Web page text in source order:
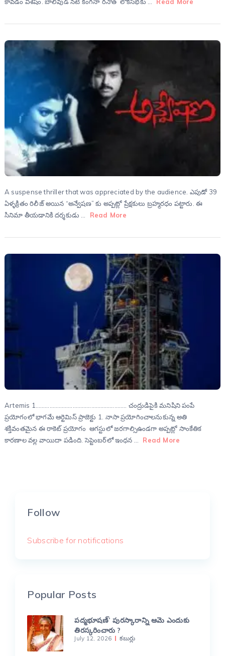
కావడం విశేషం. బాలీవుడ్ నటి కంగనా రనౌత్ లోకసభకు … Read More
A suspense thriller that was appreciated by the audience. ఎపుడో 39
ఏళ్ళక్రితం రిలీజ్ అయిన “అన్వేషణ” కు అప్పట్లో ప్రేక్షకులు బ్రహ్మరధం పట్టారు. ఈ
సినిమా తీయడానికి దర్శకుడు …
Read More
Artemis 1………………………………………………….. చంద్రుడిపైకి మనిషిని పంపే
ప్రయోగంలో భాగమే ఆర్టెమిస్‌ ప్రాజెక్టు 1. నాసా ప్రయోగించాలనుకున్న అతి
శక్తివంతమైన ఈ రాకెట్‌ ప్రయోగం ఆగస్టులో జరగాల్సిఉండగా అప్పట్లో సాంకేతిక
కారణాల వల్ల వాయిదా పడింది. సెప్టెంబర్‌లో ఇంధన …
Read More
Follow
Subscribe for notifications
Popular Posts
పద్మభూషణ్’ పురస్కారాన్ని ఆమె ఎందుకు
తిరస్కరించారు ?
July 12, 2026 కబుర్లు